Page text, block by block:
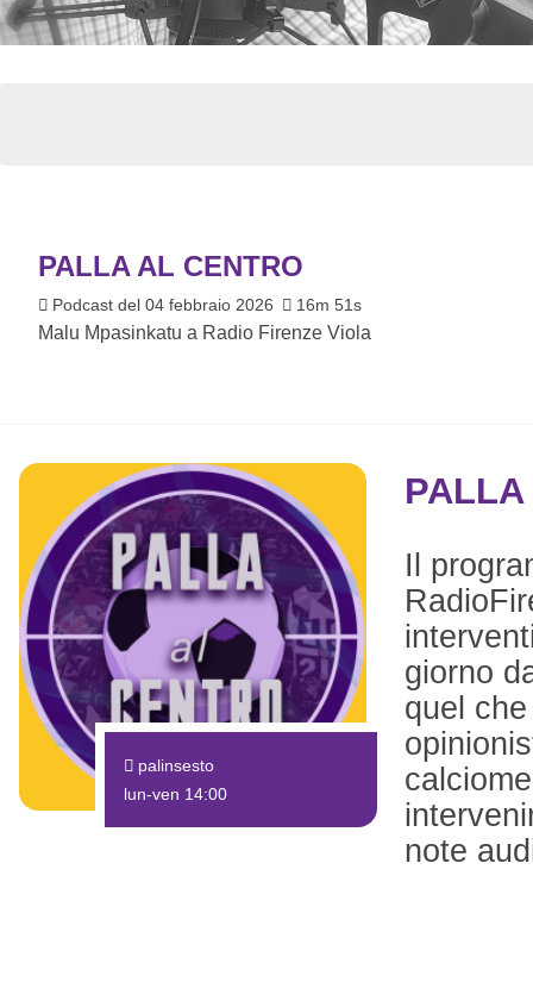
PALLA AL CENTRO
Podcast del 04 febbraio 2026 16m 51s
Malu Mpasinkatu a Radio Firenze Viola
palinsesto
lun-ven 14:00
PALLA
Il
giorno
quel
note